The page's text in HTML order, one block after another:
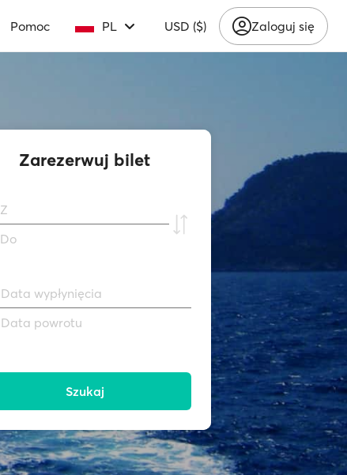
Pomoc PL USD ($) Zaloguj się
Zarezerwuj bilet
Z
Do
Data wypłynięcia
Data powrotu
Szukaj